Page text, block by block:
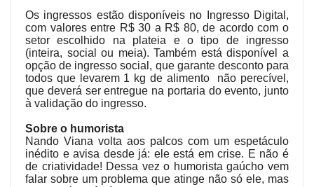
Os ingressos estão disponíveis no Ingresso Digital,
com valores entre R$ 30 a R$ 80, de acordo com o
setor escolhido na plateia e o tipo de ingresso
(inteira, social ou meia). Também está disponível a
opção de ingresso social, que garante desconto para
todos que levarem 1 kg de alimento não perecível,
que deverá ser entregue na portaria do evento, junto
à validação do ingresso.
Sobre o humorista
Nando Viana volta aos palcos com um espetáculo
inédito e avisa desde já: ele está em crise. E não é
de criatividade! Dessa vez o humorista gaúcho vem
falar sobre um problema que atinge não só ele, mas